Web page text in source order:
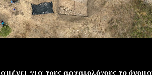
για τους αρχαιολόγους το